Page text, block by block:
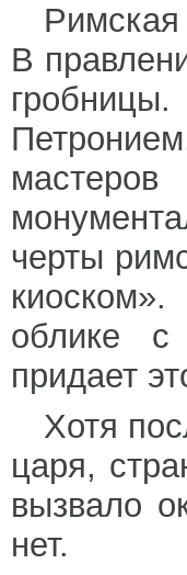
В
черты
облике с
придает
Хотя
царя,
вызвало
нет.